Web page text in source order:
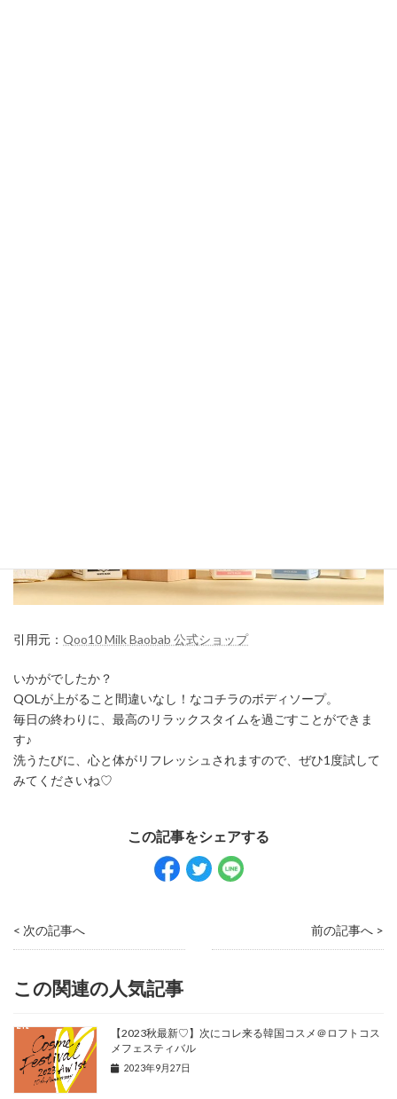
引用元： Qoo10 Milk Baobab 公式ショップ
いかがでしたか？
QOLが上がること間違いなし！なコチラのボディソープ。
毎日の終わりに、最高のリラックスタイムを過ごすことができま
す♪
洗うたびに、心と体がリフレッシュされますので、ぜひ1度試して
みてくださいね♡
< 次の記事へ 前の記事へ >
この関連の人気記事
【2023秋最新♡】次にコレ来る韓国コスメ＠ロフトコス
メフェスティバル
2023年9月27日